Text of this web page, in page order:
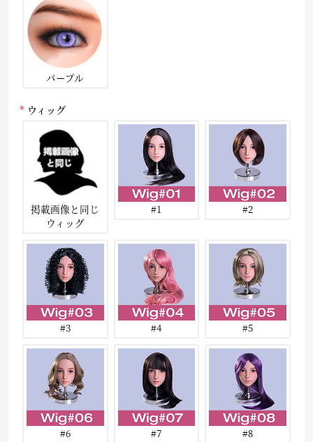
パープル
ウィッグ
掲載画像と同じ
ウィッグ
#1 #2
#3 #4 #5
#6 #7 #8